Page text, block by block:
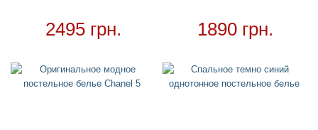
Пледы
Купальники
Надувные подстаканники
Аксессуары
+
2495 грн. 1890 грн.